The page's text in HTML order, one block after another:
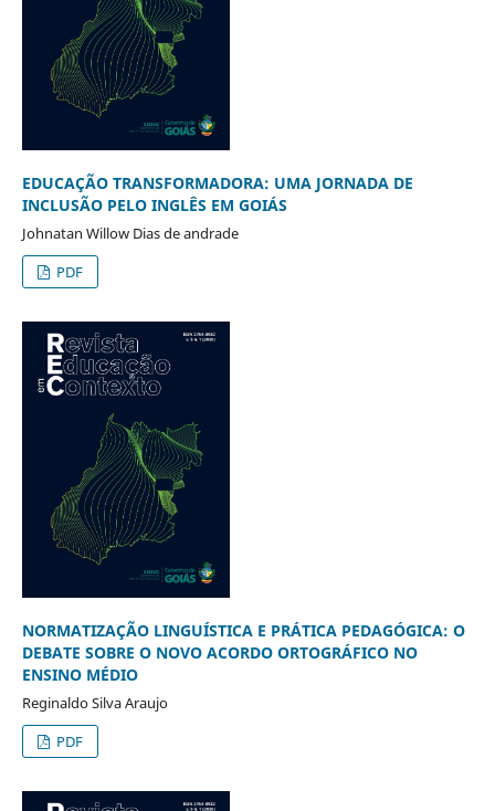
EDUCAÇÃO TRANSFORMADORA: UMA JORNADA DE
INCLUSÃO PELO INGLÊS EM GOIÁS
Johnatan Willow Dias de andrade
PDF
NORMATIZAÇÃO LINGUÍSTICA E PRÁTICA PEDAGÓGICA: O
DEBATE SOBRE O NOVO ACORDO ORTOGRÁFICO NO
ENSINO MÉDIO
Reginaldo Silva Araujo
PDF